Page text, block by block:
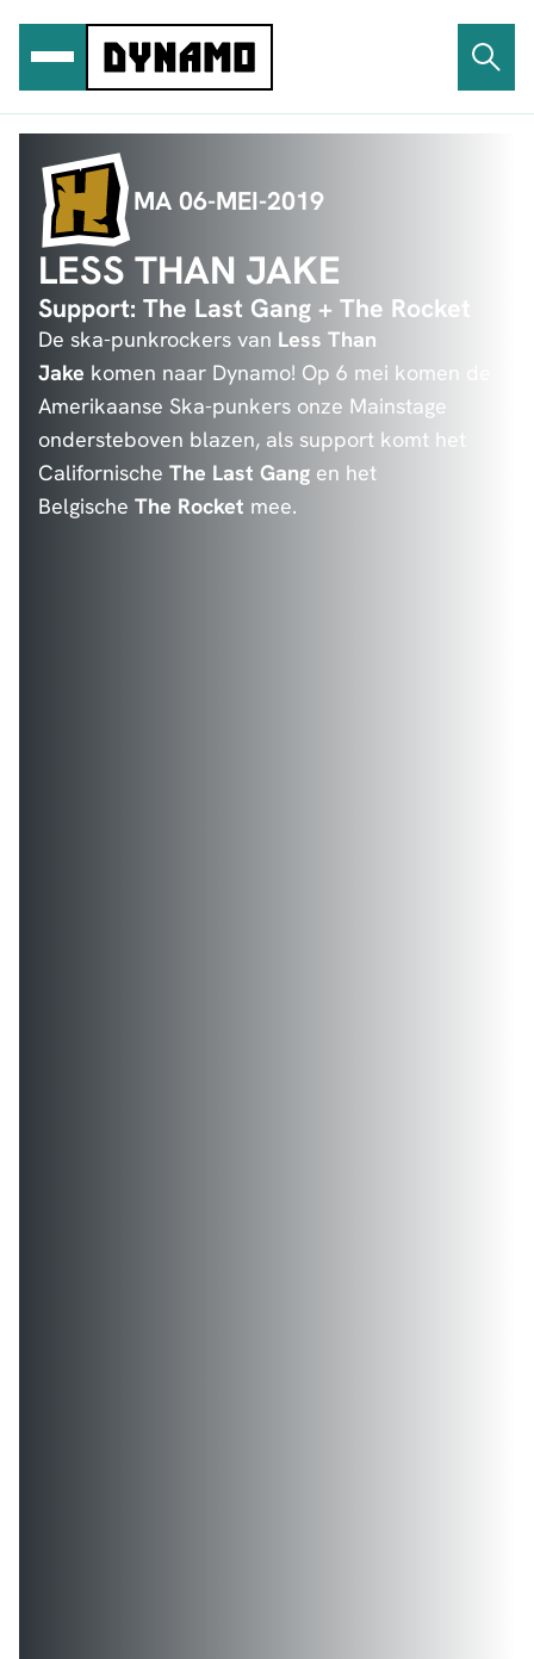
inhoud
MA 06-MEI-2019
LESS THAN JAKE
Support: The Last Gang + The Rocket
De ska-punkrockers van Less Than
Jake komen naar Dynamo! Op 6 mei komen de
Amerikaanse Ska-punkers onze Mainstage
ondersteboven blazen, als support komt het
Californische The Last Gang en het
Belgische The Rocket mee.